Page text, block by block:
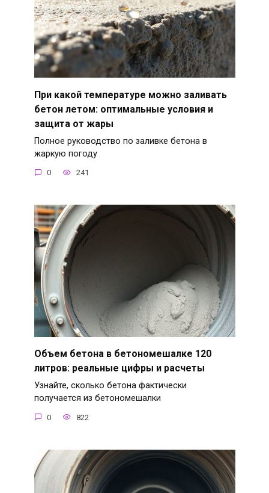
При какой температуре можно заливать
бетон летом: оптимальные условия и
защита от жары
Полное руководство по заливке бетона в
жаркую погоду
0 241
Объем бетона в бетономешалке 120
литров: реальные цифры и расчеты
Узнайте, сколько бетона фактически
получается из бетономешалки
0 822